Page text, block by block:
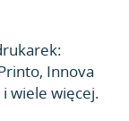
Innova
i wiele więcej.